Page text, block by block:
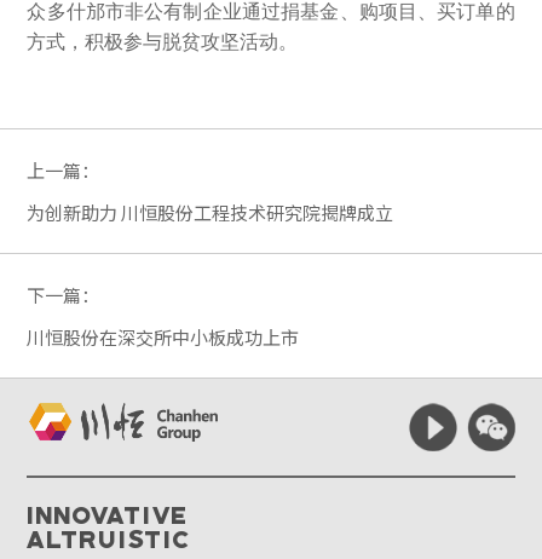
众多什邡市非公有制企业通过捐基金、购项目、买订单的
方式，积极参与脱贫攻坚活动。
上一篇：
为创新助力 川恒股份工程技术研究院揭牌成立
下一篇：
川恒股份在深交所中小板成功上市
Innovative
Altruistic